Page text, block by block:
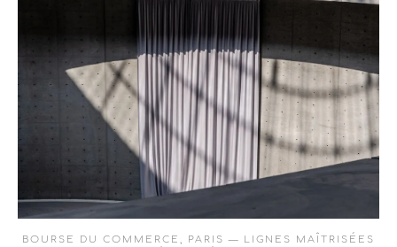
BOURSE DU COMMERCE, PARIS — LIGNES MAÎTRISÉES